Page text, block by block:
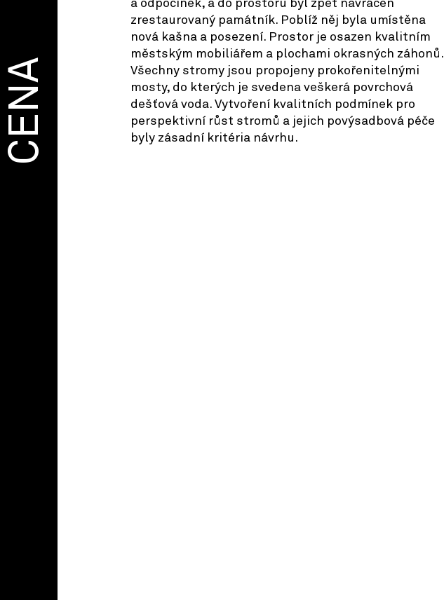
a odpočinek, a do prostoru byl zpět navrácen
zrestaurovaný památník. Poblíž něj byla umístěna
nová kašna a posezení. Prostor je osazen kvalitním
městským mobiliářem a plochami okrasných záhonů.
Všechny stromy jsou propojeny prokořenitelnými
mosty, do kterých je svedena veškerá povrchová
dešťová voda. Vytvoření kvalitních podmínek pro
perspektivní růst stromů a jejich povýsadbová péče
byly zásadní kritéria návrhu.
CENA